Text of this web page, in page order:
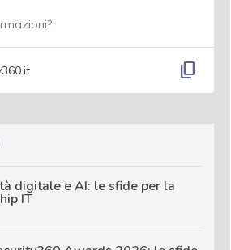
content_copy
digitale e AI: le sfide per la
IT